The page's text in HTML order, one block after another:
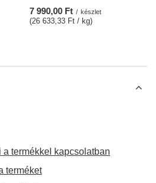
7 990,00 Ft / készlet
(26 633,33 Ft / kg)
a termékkel kapcsolatban
terméket